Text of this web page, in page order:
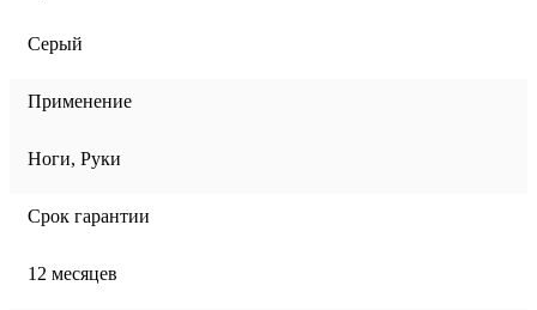
Серый
Применение
Ноги, Руки
Срок гарантии
12 месяцев